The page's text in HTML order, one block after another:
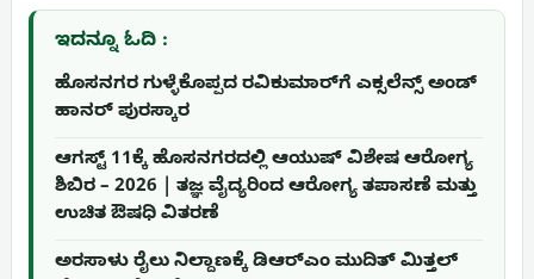
ಇದನ್ನೂ ಓದಿ :
ಹೊಸನಗರ ಗುಳ್ಳೆಕೊಪ್ಪದ ರವಿಕುಮಾರ್‌ಗೆ ಎಕ್ಸಲೆನ್ಸ್ ಅಂಡ್
ಹಾನರ್ ಪುರಸ್ಕಾರ
ಆಗಸ್ಟ್ 11ಕ್ಕೆ ಹೊಸನಗರದಲ್ಲಿ ಆಯುಷ್ ವಿಶೇಷ ಆರೋಗ್ಯ
ಶಿಬಿರ – 2026 | ತಜ್ಞ ವೈದ್ಯರಿಂದ ಆರೋಗ್ಯ ತಪಾಸಣೆ ಮತ್ತು
ಉಚಿತ ಔಷಧಿ ವಿತರಣೆ
ಅರಸಾಳು ರೈಲು ನಿಲ್ದಾಣಕ್ಕೆ ಡಿಆರ್‌ಎಂ ಮುದಿತ್ ಮಿತ್ತಲ್